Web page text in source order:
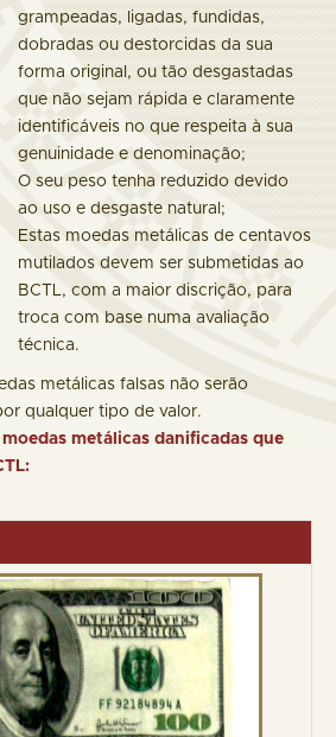
grampeadas, ligadas, fundidas,
dobradas ou destorcidas da sua
forma original, ou tão desgastadas
que não sejam rápida e claramente
identificáveis no que respeita à sua
genuinidade e denominação;
O seu peso tenha reduzido devido
ao uso e desgaste natural;
Estas moedas metálicas de centavos
mutilados devem ser submetidas ao
BCTL, com a maior discrição, para
troca com base numa avaliação
técnica.
metálicas falsas não serão
qualquer tipo de valor.
metálicas danificadas que